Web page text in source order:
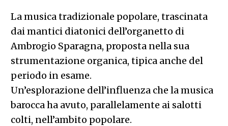
La musica tradizionale popolare, trascinata
dai mantici diatonici dell’organetto di
Ambrogio Sparagna, proposta nella sua
strumentazione organica, tipica anche del
periodo in esame.
Un’esplorazione dell’influenza che la musica
barocca ha avuto, parallelamente ai salotti
colti, nell’ambito popolare.